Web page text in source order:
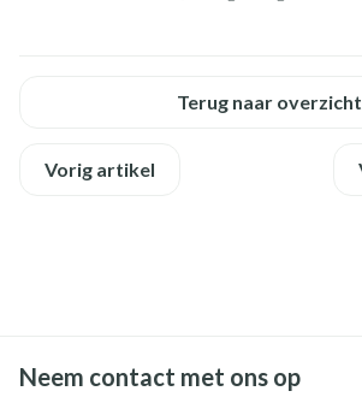
Terug naar overzicht
Vorig artikel
Neem contact met ons op